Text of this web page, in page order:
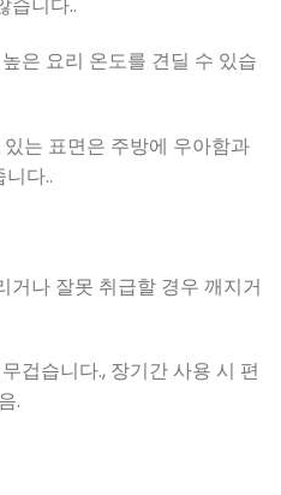
습니다..
은 요리 온도를 견딜 수 있습
는 표면은 주방에 우아함과
다..
나 잘못 취급할 경우 깨지거
겁습니다., 장기간 사용 시 편
.